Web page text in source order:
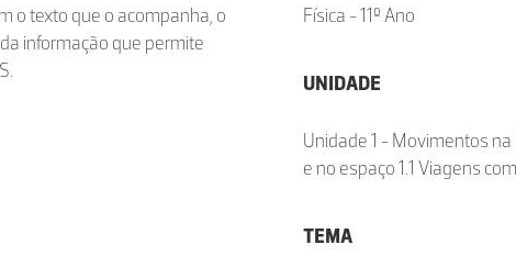
o texto que o acompanha, o
informação que permite
Física - 11º Ano
UNIDADE
Unidade 1 - Movimentos na
e no espaço 1.1 Viagens
TEMA